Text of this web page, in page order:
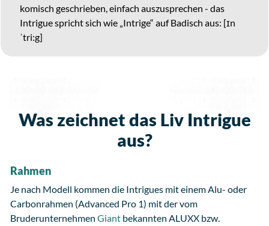
komisch geschrieben, einfach auszusprechen - das
Intrigue spricht sich wie „Intrige“ auf Badisch aus: [ɪn
ˈtri:g]
Was zeichnet das Liv Intrigue
aus?
Rahmen
Je nach Modell kommen die Intrigues mit einem Alu- oder
Carbonrahmen (Advanced Pro 1) mit der vom
Bruderunternehmen Giant bekannten ALUXX bzw.